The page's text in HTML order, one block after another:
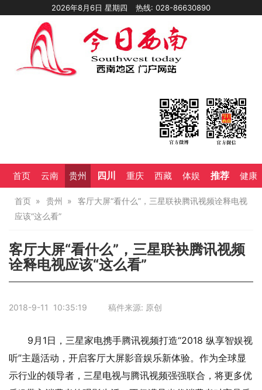
2026年8月6日 星期四 热线: 028-86630890
首页 云南 贵州 四川 重庆 西藏 体娱 推荐 健康
首页 贵州
客厅大屏“看什么”，三星联袂腾讯视频诠释电视
应该“这么看”
客厅大屏“看什么”，三星联袂腾讯视频
诠释电视应该“这么看”
2018-9-11 10:35:19 稿件来源: 原创
9月1日，三星家电携手腾讯视频打造“2018 纵享智娱视
听”主题活动，开启客厅大屏影音娱乐新体验。作为全球显
示行业的领导者，三星电视与腾讯视频强强联合，将更多优